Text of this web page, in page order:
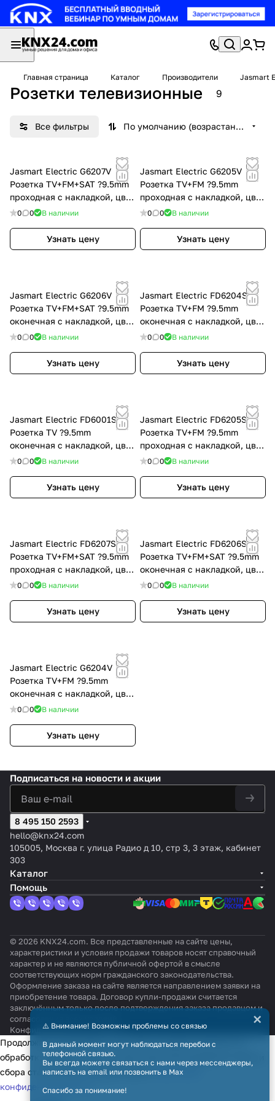
Главная страница Каталог Производители Jasmart
Розетки телевизионные 9
Все фильтры По умолчанию (возрастание)
Jasmart Electric G6207V
Розетка TV+FM+SAT ?9.5mm
проходная с накладкой, цвет
слоновая кость, G6207V
0 0 В наличии
Узнать цену
Jasmart Electric G6205V
Розетка TV+FM ?9.5mm
проходная с накладкой, цвет
слоновая кость, G6205V
0 0 В наличии
Узнать цену
Jasmart Electric G6206V
Розетка TV+FM+SAT ?9.5mm
оконечная с накладкой, цвет
слоновая кость, G6206V
0 0 В наличии
Узнать цену
Jasmart Electric FD6204SH
Розетка TV+FM ?9.5mm
оконечная с накладкой, цвет
Сахара, FD6204SH
0 0 В наличии
Узнать цену
Jasmart Electric FD6001SH
Розетка TV ?9.5mm
оконечная с накладкой, цвет
Сахара, FD6001SH
0 0 В наличии
Узнать цену
Jasmart Electric FD6205SH
Розетка TV+FM ?9.5mm
проходная с накладкой, цвет
Сахара, FD6205SH
0 0 В наличии
Узнать цену
Jasmart Electric FD6207SH
Розетка TV+FM+SAT ?9.5mm
проходная с накладкой, цвет
Сахара, FD6207SH
0 0 В наличии
Узнать цену
Jasmart Electric FD6206SH
Розетка TV+FM+SAT ?9.5mm
оконечная с накладкой, цвет
Сахара, FD6206SH
0 0 В наличии
Узнать цену
Jasmart Electric G6204V
Розетка TV+FM ?9.5mm
оконечная с накладкой, цвет
слоновая кость, G6204V
0 0 В наличии
Узнать цену
Подписаться на новости и акции
8 495 150 2593
hello@knx24.com
105005, Москва г. улица Радио д 10, стр 3, 3 этаж, кабинет
303
Каталог
Помощь
© 2026 KNX24.com. Все представленные на сайте цены,
характеристики и условия продажи товаров носят справочный
характер и не являются публичной офертой в смысле
соответствующих норм гражданского законодательства.
Оформление заказа на сайте является направлением заявки на
приобретение товара. Договор купли-продажи считается
заключённым только после подтверждения заказа продавцом и
согласования всех условий.
КонфиденциальностьОферта
⚠️ Внимание! Возможны проблемы со связью
В данный момент могут наблюдаться перебои с
телефонной связью.
Вы всегда можете связаться с нами через мессенджеры,
написать на email или позвонить в Max
Спасибо за понимание!
×
Продолжая использовать наш сайт, вы даёте согласие на
обработку файлов cookie в целях функционирования сайта и
сбора статистики в соответствии сполитикой
конфиденциальности